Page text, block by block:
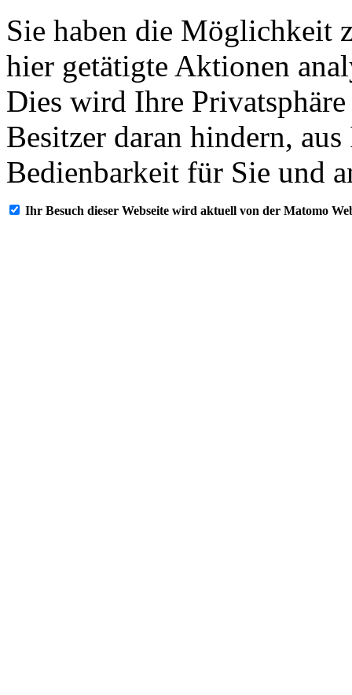
Sie haben die Möglichkeit
hier getätigte Aktionen
Dies wird Ihre
Besitzer daran hindern,
Bedienbarkeit für Sie und
Ihr Besuch dieser Webseite wird aktuell von der Matomo